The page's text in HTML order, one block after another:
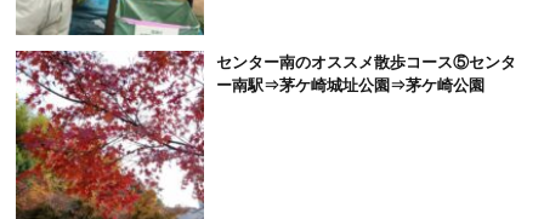
センター南のオススメ散歩コース⑤センタ
ー南駅⇒茅ケ崎城址公園⇒茅ケ崎公園